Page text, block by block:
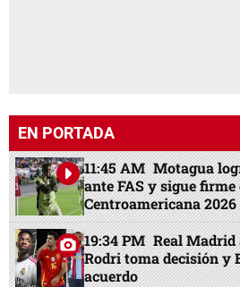
EN PORTADA
11:45 AM Motagua
ante FAS y sigue firme
Centroamericana 2026
19:34 PM Real Madrid
Rodri toma decisión y
acuerdo